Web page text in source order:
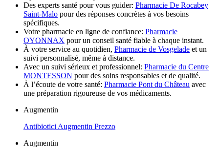
Des experts santé pour vous guider: Pharmacie De Rocabey
Saint-Malo pour des réponses concrètes à vos besoins
spécifiques.
Votre pharmacie en ligne de confiance: Pharmacie
OYONNAX pour un conseil santé fiable à chaque instant.
À votre service au quotidien, Pharmacie de Vosgelade et un
suivi personnalisé, même à distance.
Avec un suivi sérieux et professionnel: Pharmacie du Centre
MONTESSON pour des soins responsables et de qualité.
À l’écoute de votre santé: Pharmacie Pont du Château avec
une préparation rigoureuse de vos médicaments.
Augmentin
Antibiotici Augmentin Prezzo
Augmentin